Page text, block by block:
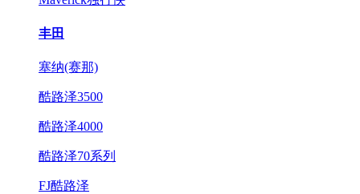
丰田
塞纳(赛那)
酷路泽3500
酷路泽4000
酷路泽70系列
FJ酷路泽